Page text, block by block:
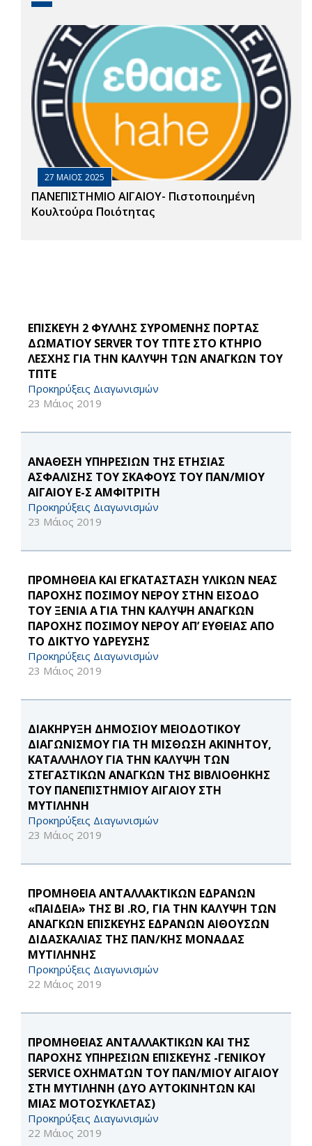
27 ΜΑΙΟΣ 2025
ΠΑΝΕΠΙΣΤΗΜΙΟ ΑΙΓΑΙΟΥ- Πιστοποιημένη
Κουλτούρα Ποιότητας
ΕΠΙΣΚΕΥΗ 2 ΦΥΛΛΗΣ ΣΥΡΟΜΕΝΗΣ ΠΟΡΤΑΣ
ΔΩΜΑΤΙΟΥ SERVER ΤΟΥ ΤΠΤΕ ΣΤΟ ΚΤΗΡΙΟ
ΛΕΣΧΗΣ ΓΙΑ ΤΗΝ ΚΑΛΥΨΗ ΤΩΝ ΑΝΑΓΚΩΝ ΤΟΥ
ΤΠΤΕ
Προκηρύξεις Διαγωνισμών
23 Μάιος 2019
ΑΝΑΘΕΣΗ ΥΠΗΡΕΣΙΩΝ ΤΗΣ ΕΤΗΣΙΑΣ
ΑΣΦΑΛΙΣΗΣ ΤΟΥ ΣΚΑΦΟΥΣ ΤΟΥ ΠΑΝ/ΜΙΟΥ
ΑΙΓΑΙΟΥ Ε-Σ ΑΜΦΙΤΡΙΤΗ
Προκηρύξεις Διαγωνισμών
23 Μάιος 2019
ΠΡΟΜΗΘΕΙΑ ΚΑΙ ΕΓΚΑΤΑΣΤΑΣΗ ΥΛΙΚΩΝ ΝΕΑΣ
ΠΑΡΟΧΗΣ ΠΟΣΙΜΟΥ ΝΕΡΟΥ ΣΤΗΝ ΕΙΣΟΔΟ
ΤΟΥ ΞΕΝΙΑ Α΄ ΓΙΑ ΤΗΝ ΚΑΛΥΨΗ ΑΝΑΓΚΩΝ
ΠΑΡΟΧΗΣ ΠΟΣΙΜΟΥ ΝΕΡΟΥ ΑΠ’ ΕΥΘΕΙΑΣ ΑΠΟ
ΤΟ ΔΙΚΤΥΟ ΥΔΡΕΥΣΗΣ
Προκηρύξεις Διαγωνισμών
23 Μάιος 2019
ΔΙΑΚΗΡΥΞΗ ΔΗΜΟΣΙΟΥ ΜΕΙΟΔΟΤΙΚΟΥ
ΔΙΑΓΩΝΙΣΜΟΥ ΓΙΑ ΤΗ ΜΙΣΘΩΣΗ ΑΚΙΝΗΤΟΥ,
ΚΑΤΑΛΛΗΛΟΥ ΓΙΑ ΤΗΝ ΚΑΛΥΨΗ ΤΩΝ
ΣΤΕΓΑΣΤΙΚΩΝ ΑΝΑΓΚΩΝ ΤΗΣ ΒΙΒΛΙΟΘΗΚΗΣ
ΤΟΥ ΠΑΝΕΠΙΣΤΗΜΙΟΥ ΑΙΓΑΙΟΥ ΣΤΗ
ΜΥΤΙΛΗΝΗ
Προκηρύξεις Διαγωνισμών
23 Μάιος 2019
ΠΡΟΜΗΘΕΙΑ ΑΝΤΑΛΛΑΚΤΙΚΩΝ ΕΔΡΑΝΩΝ
«ΠΑΙΔΕΙΑ» ΤΗΣ BI .RO, ΓΙΑ ΤΗΝ ΚΑΛΥΨΗ ΤΩΝ
ΑΝΑΓΚΩΝ ΕΠΙΣΚΕΥΗΣ ΕΔΡΑΝΩΝ ΑΙΘΟΥΣΩΝ
ΔΙΔΑΣΚΑΛΙΑΣ ΤΗΣ ΠΑΝ/ΚΗΣ ΜΟΝΑΔΑΣ
ΜΥΤΙΛΗΝΗΣ
Προκηρύξεις Διαγωνισμών
22 Μάιος 2019
ΠΡΟΜΗΘΕΙΑΣ ΑΝΤΑΛΛΑΚΤΙΚΩΝ ΚΑΙ ΤΗΣ
ΠΑΡΟΧΗΣ ΥΠΗΡΕΣΙΩΝ ΕΠΙΣΚΕΥΗΣ -ΓΕΝΙΚΟΥ
SERVICE ΟΧΗΜΑΤΩΝ ΤΟΥ ΠΑΝ/ΜΙΟΥ ΑΙΓΑΙΟΥ
ΣΤΗ ΜΥΤΙΛΗΝΗ (ΔΥΟ ΑΥΤΟΚΙΝΗΤΩΝ ΚΑΙ
ΜΙΑΣ ΜΟΤΟΣΥΚΛΕΤΑΣ)
Προκηρύξεις Διαγωνισμών
22 Μάιος 2019